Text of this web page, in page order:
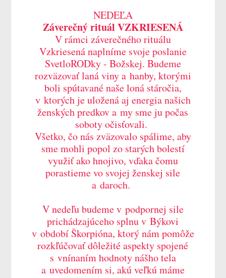
NEDEĽA
Záverečný rituál VZKRIESENÁ
V rámci záverečného rituálu
Vzkriesená naplníme svoje poslanie
SvetloRODky - Božskej. Budeme
rozväzovať laná viny a hanby, ktorými
boli spútavané naše loná stáročia,
v ktorých je uložená aj energia našich
ženských predkov a my sme ju počas
soboty očisťovali.
Všetko, čo nás zväzovalo spálime, aby
sme mohli popol zo starých bolestí
využiť ako hnojivo, vďaka čomu
porastieme vo svojej ženskej sile
a daroch.
V nedeľu budeme v podpornej sile
prichádzajúceho splnu v Býkovi
v období Škorpióna, ktorý nám pomôže
rozkľúčovať dôležité aspekty spojené
s vnínaním hodnoty nášho tela
a uvedomením si, akú veľkú máme